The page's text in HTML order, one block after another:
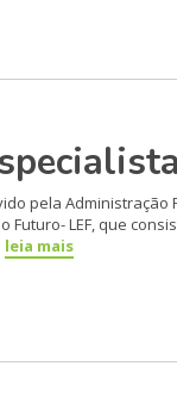
pela
Futuro- LEF, que
leia mais